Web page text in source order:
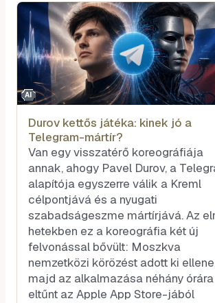
AI
Durov kettős játéka: kinek jó a
Telegram-mártír?
Van egy visszatérő koreográfiája
annak, ahogy Pavel Durov, a
alapítója egyszerre válik a Kreml
célpontjává és a nyugati
szabadságeszme mártírjává. Az
hetekben ez a koreográfia két új
felvonással bővült: Moszkva
nemzetközi körözést adott ki
majd az alkalmazása néhány órára
eltűnt az Apple App Store-jából